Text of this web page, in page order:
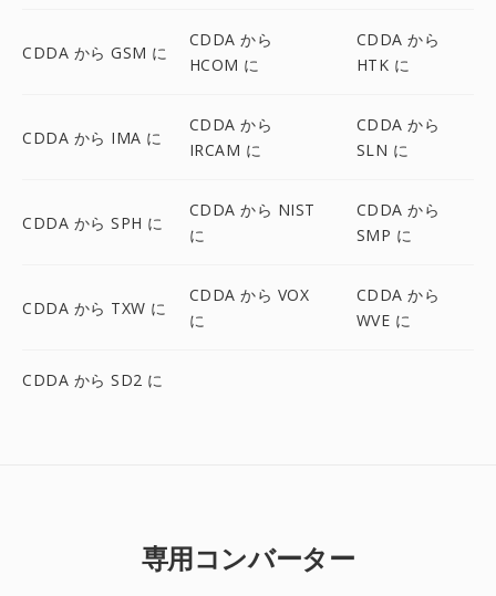
CDDA から GSM に
CDDA から
HCOM に
CDDA から
HTK に
CDDA から IMA に
CDDA から
IRCAM に
CDDA から
SLN に
CDDA から SPH に
CDDA から NIST
に
CDDA から
SMP に
CDDA から TXW に
CDDA から VOX
に
CDDA から
WVE に
CDDA から SD2 に
専用コンバーター